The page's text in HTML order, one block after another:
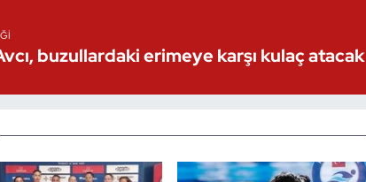
buzullardaki erimeye karşı kulaç atacak